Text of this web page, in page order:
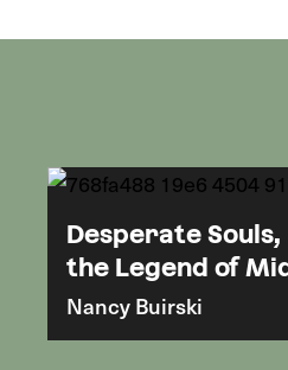
Desperate
the Legend of
Nancy Buirski